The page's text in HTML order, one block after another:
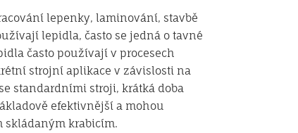
lepenky, laminování, stavbě
lepidla, často se jedná o tavné
často používají v procesech
strojní aplikace v závislosti na
standardními stroji, krátká doba
efektivnější a mohou
skládaným krabicím.